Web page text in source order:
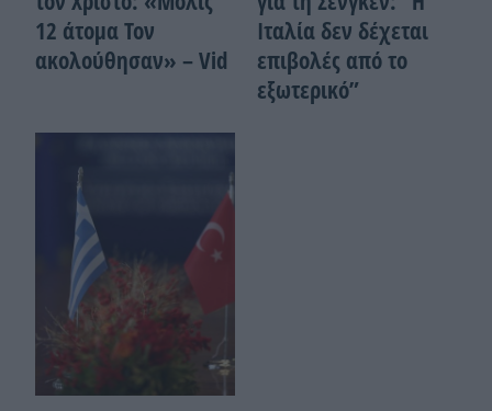
12 άτομα Τον
ακολούθησαν» – Vid
Ιταλία δεν δέχεται
επιβολές από το
εξωτερικό”